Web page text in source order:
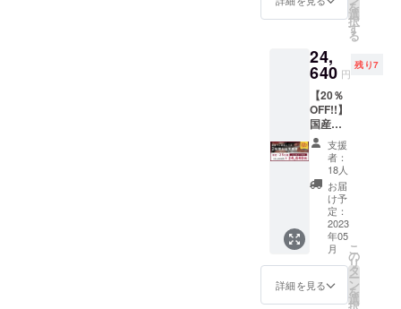
たい名
ださ
い。
HPへお
名前の
掲載が
可能で
す。
掲載期
間：
2023年
6月1
日〜
2024年
5月31日
ご希
望の場
合は備
掲載し
たい名
お食事
券は
にてお
届けい
たしま
す。ご
予約時
に購入
時の情
報とナ
ンバー
をお伝
えくだ
さい。
※こちら
のご支
2024年
2月（店
日を除
く） ※
こちら
のお食
事券に
ドリン
ク代は
含まれ
ており
ませ
ん。
当日は
お飲み
になっ
た分だ
けお会
計させ
を
選
択
す
る
24,
640 円
残り7
【20％
OFF!!】
国産ラ
ム肉の
コース
を食べ
られる
お食事
券で
す。 有
効期
限：
2023年
5月〜
2023年
支援
者：
18人
お届
け予
定：
2023
年05
月
詳細を見る
こ
の
リ
タ
ー
ン
を
選